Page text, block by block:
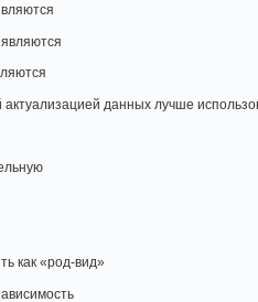
актуализацией данных лучше
как «род-вид»